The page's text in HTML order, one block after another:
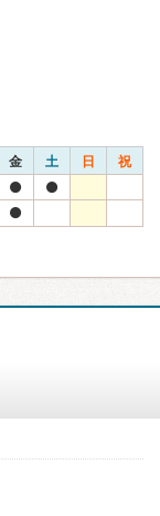
金 土 日 祝